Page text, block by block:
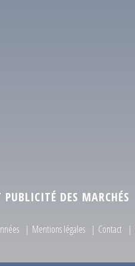
DES MARCHÉS
Mentions légales Contact